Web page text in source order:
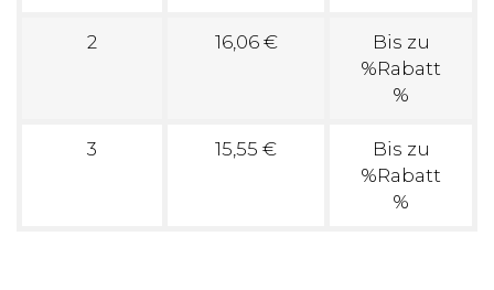
2 16,06 €
Bis zu
%Rabatt
%
3 15,55 €
Bis zu
%Rabatt
%